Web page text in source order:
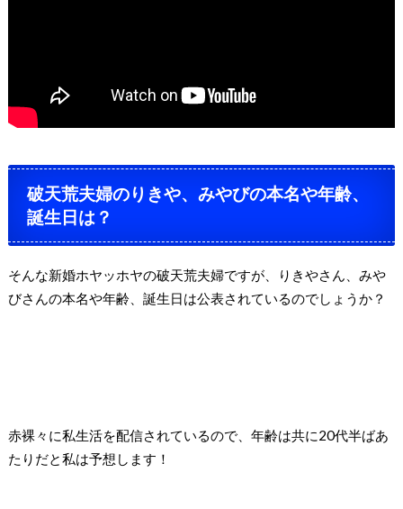
破天荒夫婦のりきや、みやびの本名や年齢、
誕生日は？
そんな新婚ホヤッホヤの破天荒夫婦ですが、りきやさん、みや
びさんの本名や年齢、誕生日は公表されているのでしょうか？
赤裸々に私生活を配信されているので、年齢は共に20代半ばあ
たりだと私は予想します！